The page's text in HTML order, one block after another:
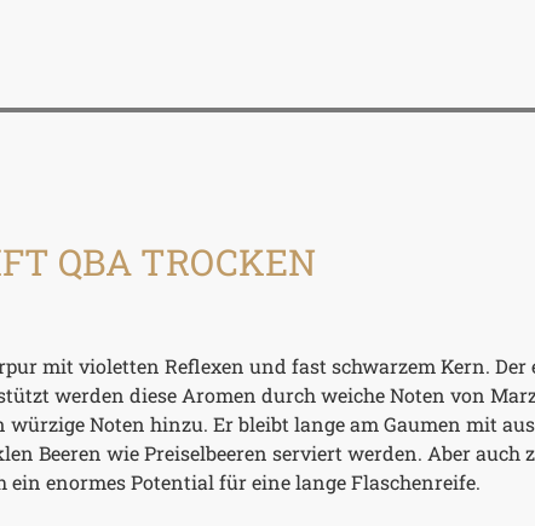
QBA TROCKEN
mit violetten Reflexen und fast schwarzem Kern.
werden diese Aromen durch weiche Noten von
Noten hinzu. Er bleibt lange am Gaumen mit
Beeren wie Preiselbeeren serviert werden. Aber auch
ein enormes Potential für eine lange Flaschenreife.